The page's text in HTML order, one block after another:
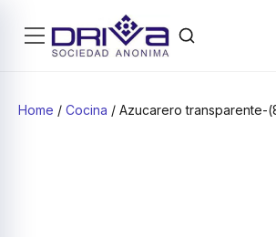
Home / Cocina / Azucarero transparente-